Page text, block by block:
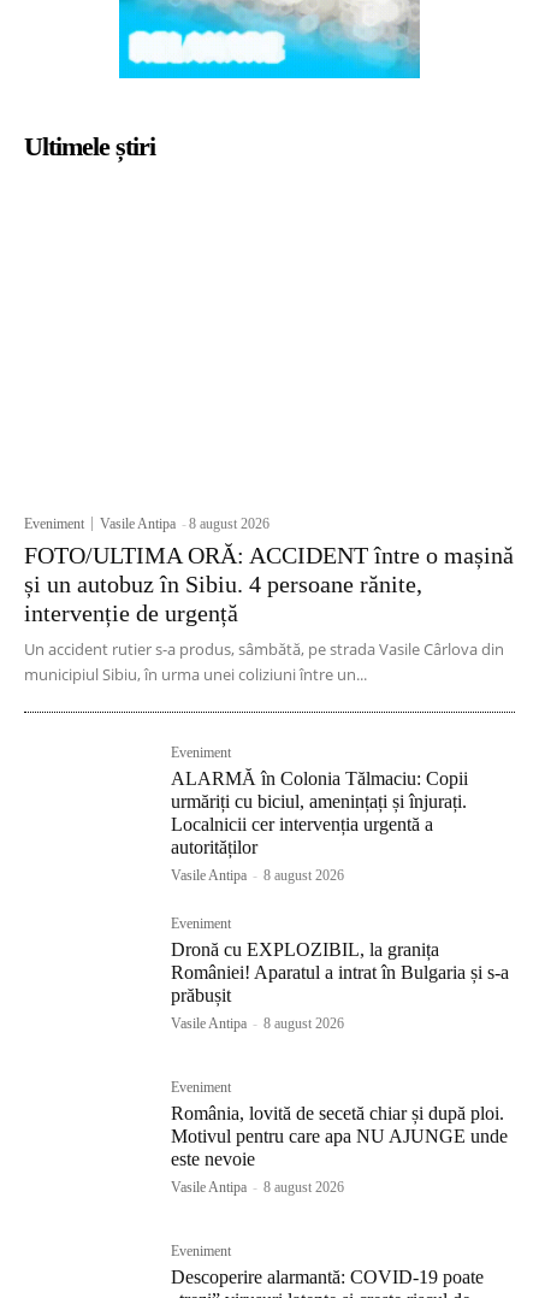
Ultimele știri
Eveniment Vasile Antipa -8 august 2026
FOTO/ULTIMA ORĂ: ACCIDENT între o mașină
și un autobuz în Sibiu. 4 persoane rănite,
intervenție de urgență
Un accident rutier s-a produs, sâmbătă, pe strada Vasile Cârlova din
municipiul Sibiu, în urma unei coliziuni între un...
Eveniment
ALARMĂ în Colonia Tălmaciu: Copii
urmăriți cu biciul, amenințați și înjurați.
Localnicii cer intervenția urgentă a
autorităților
Vasile Antipa - 8 august 2026
Eveniment
Dronă cu EXPLOZIBIL, la granița
României! Aparatul a intrat în Bulgaria și s-a
prăbușit
Vasile Antipa - 8 august 2026
Eveniment
România, lovită de secetă chiar și după ploi.
Motivul pentru care apa NU AJUNGE unde
este nevoie
Vasile Antipa - 8 august 2026
Eveniment
Descoperire alarmantă: COVID-19 poate